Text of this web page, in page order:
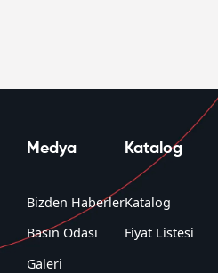
Medya
Bizden Haberler
Basın Odası
Galeri
Katalog
Katalog
Fiyat Listesi